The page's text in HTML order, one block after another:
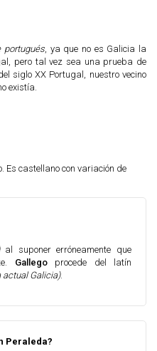
portugués, ya que no es Galicia la
pero tal vez sea una prueba de
siglo XX Portugal, nuestro vecino
existía.
Es castellano con variación de
al suponer erróneamente que
Gallego procede del latín
actual Galicia).
Peraleda?